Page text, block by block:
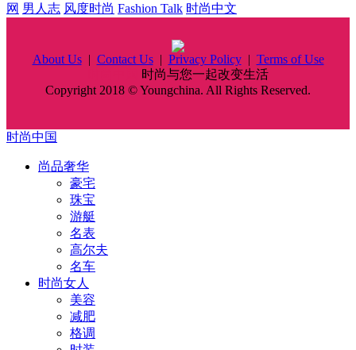
网 男人志 风度时尚 Fashion Talk 时尚中文
About Us| Contact Us| Privacy Policy| Terms of Use
时尚与您一起改变生活
Copyright 2018 © Youngchina. All Rights Reserved.
时尚中国
尚品奢华
豪宅
珠宝
游艇
名表
高尔夫
名车
时尚女人
美容
减肥
格调